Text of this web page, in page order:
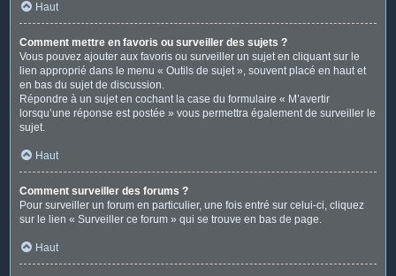
Haut
Comment mettre en favoris ou surveiller des sujets ?
Vous pouvez ajouter aux favoris ou surveiller un sujet en cliquant sur le
lien approprié dans le menu « Outils de sujet », souvent placé en haut et
en bas du sujet de discussion.
Répondre à un sujet en cochant la case du formulaire « M’avertir
lorsqu’une réponse est postée » vous permettra également de surveiller le
sujet.
Haut
Comment surveiller des forums ?
Pour surveiller un forum en particulier, une fois entré sur celui-ci, cliquez
sur le lien « Surveiller ce forum » qui se trouve en bas de page.
Haut